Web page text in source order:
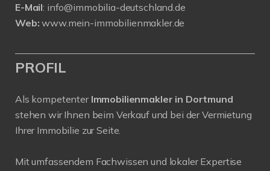
E-Mail: info@immobilia-deutschland.de
Web: www.mein-immobilienmakler.de
PROFIL
Als kompetenter Immobilienmakler in Dortmund
stehen wir Ihnen beim Verkauf und bei der Vermietung
Ihrer Immobilie zur Seite.
Mit umfassendem Fachwissen und lokaler Expertise